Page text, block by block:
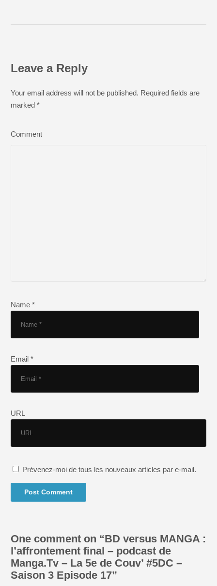
Leave a Reply
Your email address will not be published. Required fields are
marked*
Comment
Name *
Email *
URL
Prévenez-moi de tous les nouveaux articles par e-mail.
One comment on “BD versus MANGA :
l’affrontement final – podcast de
Manga.Tv – La 5e de Couv’ #5DC –
Saison 3 Episode 17”